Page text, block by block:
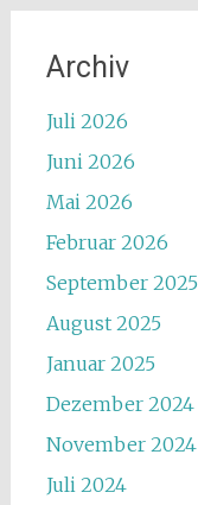
Archiv
Juli 2026
Juni 2026
Mai 2026
Februar 2026
September 2025
August 2025
Januar 2025
Dezember 2024
November 2024
Juli 2024